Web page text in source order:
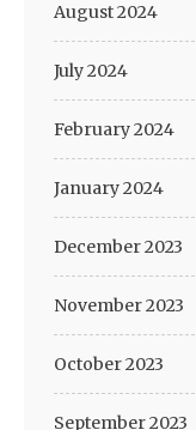
August 2024
July 2024
February 2024
January 2024
December 2023
November 2023
October 2023
September 2023